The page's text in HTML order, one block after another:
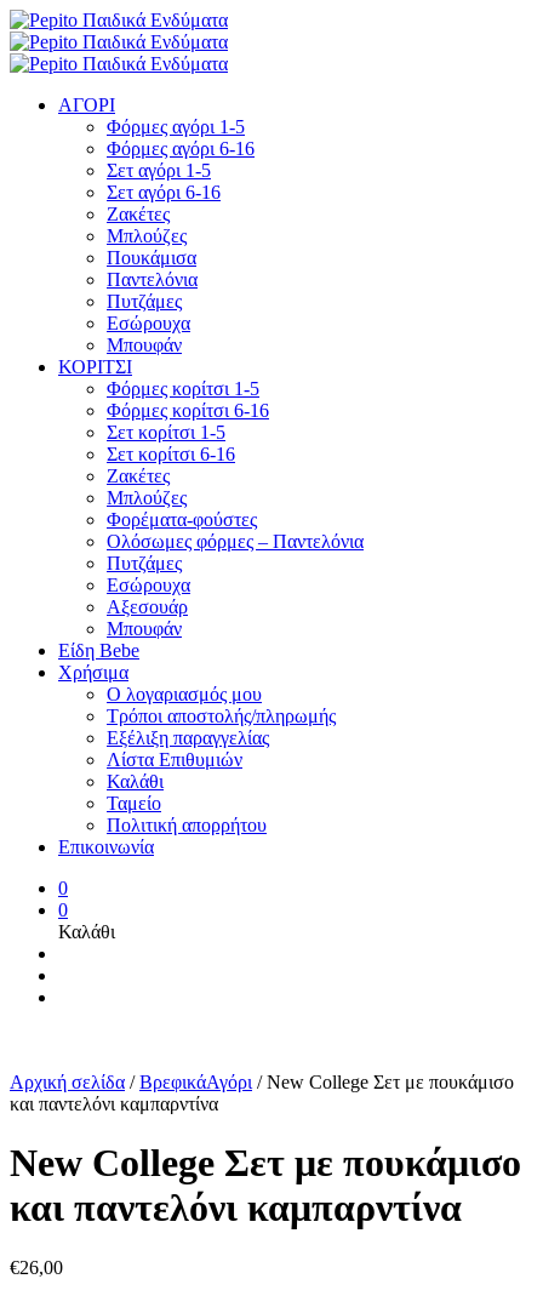
ΑΓΟΡΙ
Φόρμες αγόρι 1-5
Φόρμες αγόρι 6-16
Σετ αγόρι 1-5
Σετ αγόρι 6-16
Ζακέτες
Μπλούζες
Πουκάμισα
Παντελόνια
Πυτζάμες
Εσώρουχα
Μπουφάν
ΚΟΡΙΤΣΙ
Φόρμες κορίτσι 1-5
Φόρμες κορίτσι 6-16
Σετ κορίτσι 1-5
Σετ κορίτσι 6-16
Ζακέτες
Μπλούζες
Φορέματα-φούστες
Ολόσωμες φόρμες – Παντελόνια
Πυτζάμες
Εσώρουχα
Αξεσουάρ
Μπουφάν
Είδη Bebe
Χρήσιμα
Ο λογαριασμός μου
Τρόποι αποστολής/πληρωμής
Εξέλιξη παραγγελίας
Λίστα Επιθυμιών
Καλάθι
Ταμείο
Πολιτική απορρήτου
Επικοινωνία
0
0
Καλάθι
Αρχική σελίδα / ΒρεφικάΑγόρι /New College Σετ με πουκάμισο
και παντελόνι καμπαρντίνα
New College Σετ με πουκάμισο
και παντελόνι καμπαρντίνα
€26,00